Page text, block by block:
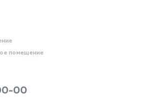
помещение
00